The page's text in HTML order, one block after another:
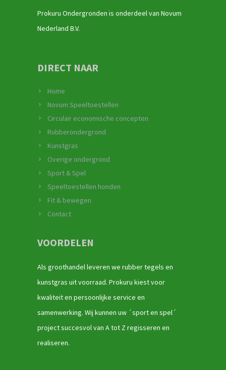
Prokuru Ondergronden is onderdeel van Novum
Nederland B.V.
DIRECT NAAR
Home
Novum Speeltoestellen
Circulair economische concepten
Rubberondergrond
Kunstgras
Overige ondergrond
Sport & Spel
Speeltoestellen honden
Fit & bewegen
Contact
VOORDELEN
Als groothandel leveren we rubber tegels en
kunstgras uit voorraad. Prokuru kiest voor
kwaliteit en persoonlijke service en
samenwerking. Wij kunnen uw ´sport en spel´
project succesvol van A tot Z regisseren en
realiseren.